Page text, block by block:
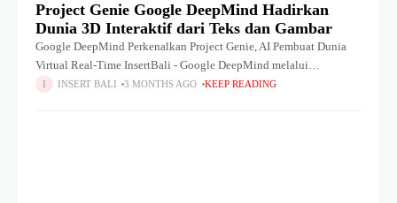
Project Genie Google DeepMind Hadirkan
Dunia 3D Interaktif dari Teks dan Gambar
Google DeepMind Perkenalkan Project Genie, AI Pembuat Dunia
Virtual Real-Time InsertBali - Google DeepMind melalui
eksperimen terbaru bernama Project Genie menghadirkan teknologi
INSERT BALI 3 MONTHS AGO KEEP READING